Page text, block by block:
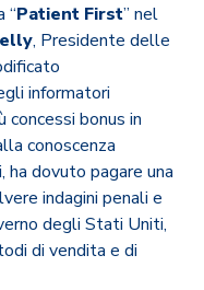
“Patient First” nel
, Presidente delle
informatori
concessi bonus in
conoscenza
ha dovuto pagare una
indagini penali e
degli Stati Uniti,
di vendita e di